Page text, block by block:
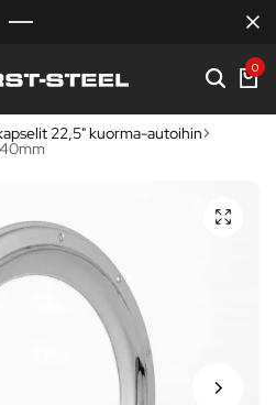
0
22,5" kuorma-autoihin